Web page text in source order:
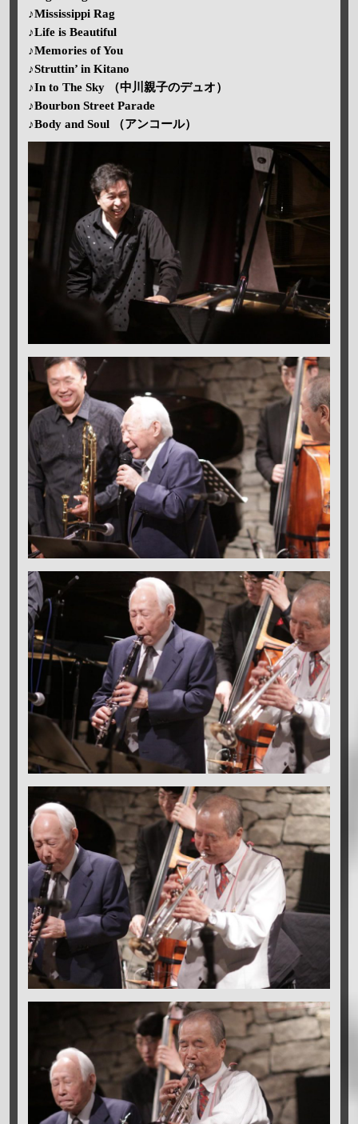
♪Mississippi Rag
♪Life is Beautiful
♪Memories of You
♪Struttin’ in Kitano
♪In to The Sky （中川親子のデュオ）
♪Bourbon Street Parade
♪Body and Soul （アンコール）